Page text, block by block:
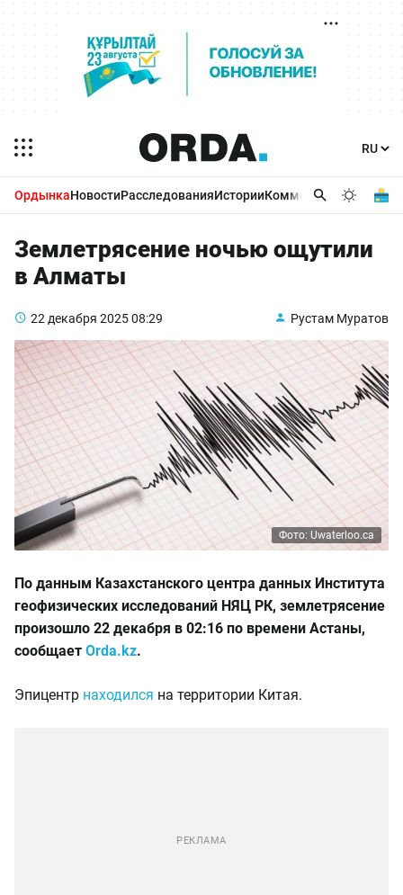
ОрдынкаНовостиРасследованияИсторииКомментарииБизнес
Землетрясение ночью ощутили
в Алматы
22 декабря 202508:29 Рустам Муратов
Фото: Uwaterloo.ca
По данным Казахстанского центра данных Института
геофизических исследований НЯЦ РК, землетрясение
произошло 22 декабря в 02:16 по времени Астаны,
сообщает Orda.kz.
Эпицентр находился на территории Китая.